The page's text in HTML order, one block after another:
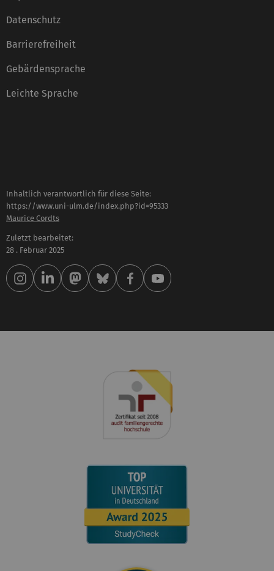
Datenschutz
Barrierefreiheit
Gebärdensprache
Leichte Sprache
Inhaltlich verantwortlich für diese Seite:
https://www.uni-ulm.de/index.php?id=95333
Maurice Cordts
Zuletzt bearbeitet:
28 . Februar 2025